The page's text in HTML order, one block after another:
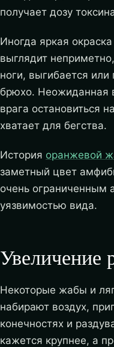
получает дозу
Иногда яркая
выглядит
ноги, выгибается или
брюхо. Неожиданная
врага остановиться
хватает для бегства.
История оранжевой
заметный цвет
очень ограниченным
уязвимостью вида.
Увеличение
Некоторые жабы и
набирают воздух,
конечностях и
кажется крупнее, а